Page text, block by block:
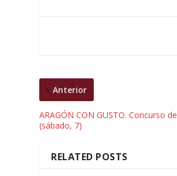
Anterior
ARAGÓN CON GUSTO. Concurso
(sábado, 7)
RELATED POSTS